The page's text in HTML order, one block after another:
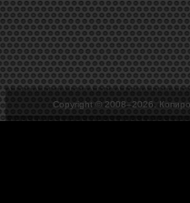
Copyright © 2008–2026.